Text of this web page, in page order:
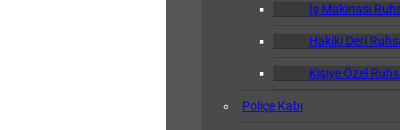
İş Makinası
Hakiki Deri
Kişiye Özel
Poliçe Kabı